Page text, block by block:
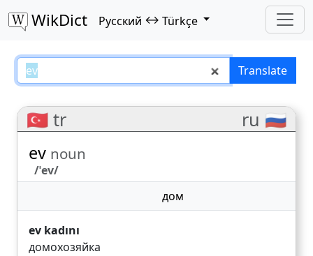
WikDict Русский ↔ Türkçe
ev – Русский–Türkçe translations
Translate
🇹🇷 tr ru 🇷🇺
ev noun
/ˈev/
дом
ev kadını
домохозяйка